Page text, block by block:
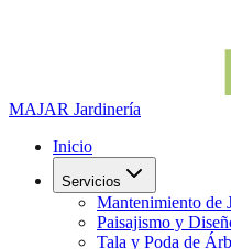
MAJAR Jardinería
Inicio
Servicios
Mantenimiento de
Paisajismo y
Tala y Poda de